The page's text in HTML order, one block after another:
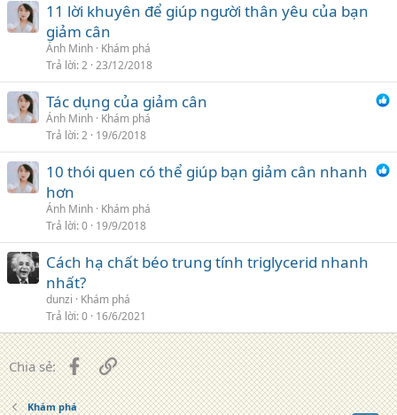
11 lời khuyên để giúp người thân yêu của bạn
giảm cân
Ánh Minh Khám phá
Trả lời 2 23/12/2018
Tác dụng của giảm cân
Ánh Minh Khám phá
Trả lời 2 19/6/2018
10 thói quen có thể giúp bạn giảm cân nhanh
hơn
Ánh Minh Khám phá
Trả lời 0 19/9/2018
Cách hạ chất béo trung tính triglycerid nhanh
nhất?
dunzi
Khám phá
Trả lời 0 16/6/2021
Chia sẻ: FacebookLiên kết
Khám phá